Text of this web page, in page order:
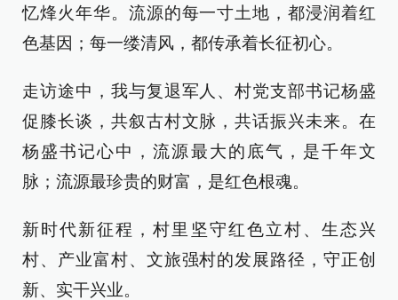
忆烽火年华。流源的每一寸土地，都浸润着红
色基因；每一缕清风，都传承着长征初心。
走访途中，我与复退军人、村党支部书记杨盛
促膝长谈，共叙古村文脉，共话振兴未来。在
杨盛书记心中，流源最大的底气，是千年文
脉；流源最珍贵的财富，是红色根魂。
新时代新征程，村里坚守红色立村、生态兴
村、产业富村、文旅强村的发展路径，守正创
新、实干兴业。